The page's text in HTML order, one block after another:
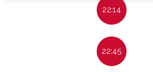
22:14
22:45